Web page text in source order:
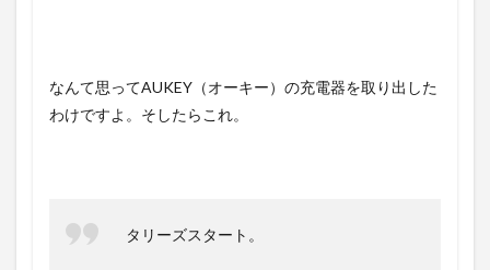
なんて思ってAUKEY（オーキー）の充電器を取り出した
わけですよ。そしたらこれ。
タリーズスタート。